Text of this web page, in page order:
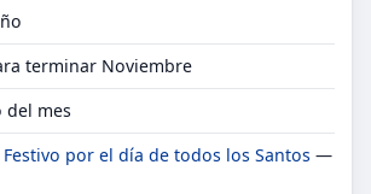
terminar Noviembre
mes
Festivo por el día de todos los Santos —